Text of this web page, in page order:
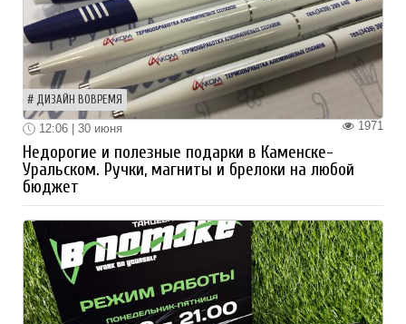
ДИЗАЙН ВОВРЕМЯ
1971
12:06 | 30 июня
Недорогие и полезные подарки в Каменске-
Уральском. Ручки, магниты и брелоки на любой
бюджет